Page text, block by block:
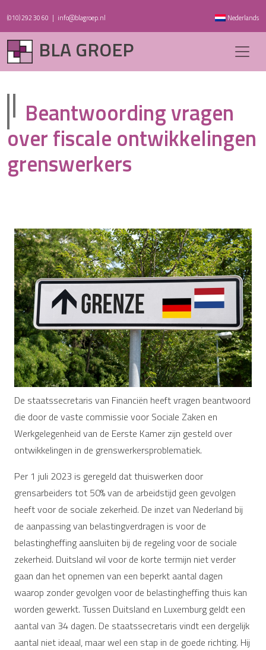
(010) 292 30 60 | info@blagroep.nl Nederlands
BLA GROEP
Beantwoording vragen
over fiscale ontwikkelingen
grenswerkers
De staatssecretaris van Financiën heeft vragen beantwoord
die door de vaste commissie voor Sociale Zaken en
Werkgelegenheid van de Eerste Kamer zijn gesteld over
ontwikkelingen in de grenswerkersproblematiek.
Per 1 juli 2023 is geregeld dat thuiswerken door
grensarbeiders tot 50% van de arbeidstijd geen gevolgen
heeft voor de sociale zekerheid. De inzet van Nederland bij
de aanpassing van belastingverdragen is voor de
belastingheffing aansluiten bij de regeling voor de sociale
zekerheid. Duitsland wil voor de korte termijn niet verder
gaan dan het opnemen van een beperkt aantal dagen
waarop zonder gevolgen voor de belastingheffing thuis kan
worden gewerkt. Tussen Duitsland en Luxemburg geldt een
aantal van 34 dagen. De staatssecretaris vindt een dergelijk
aantal niet ideaal, maar wel een stap in de goede richting. Hij